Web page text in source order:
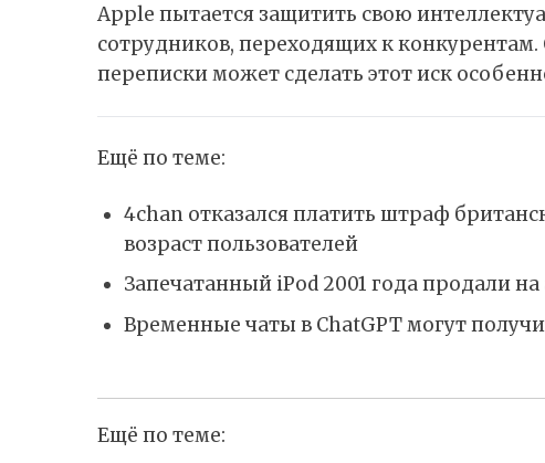
Apple пытается защитить свою
сотрудников, переходящих к
переписки может сделать этот иск
Ещё по теме:
4chan отказался платить штраф
возраст пользователей
Запечатанный iPod 2001 года продали
Временные чаты в ChatGPT могут
Ещё по теме: